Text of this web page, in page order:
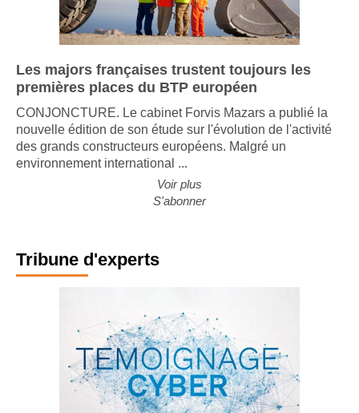
Les majors françaises trustent toujours les
premières places du BTP européen
CONJONCTURE. Le cabinet Forvis Mazars a publié la
nouvelle édition de son étude sur l'évolution de l'activité
des grands constructeurs européens. Malgré un
Voir plus
Tribune d'experts